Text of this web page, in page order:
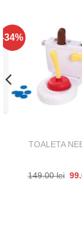
-34%
TOALETA
149.00lei